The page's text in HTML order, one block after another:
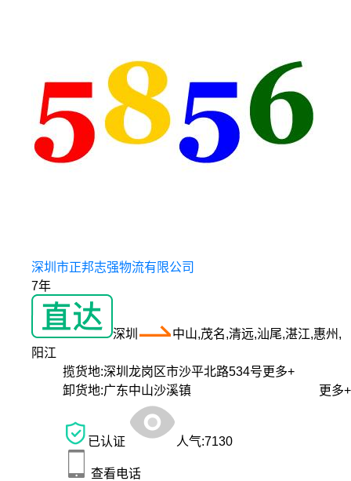
深圳市正邦志强物流有限公司
7年
深圳
中山,茂名,清远,汕尾,湛江,惠州,
阳江
揽货地:深圳龙岗区市沙平北路534号更多+
卸货地:广东中山沙溪镇 更多+
已认证 人气:7130
查看电话